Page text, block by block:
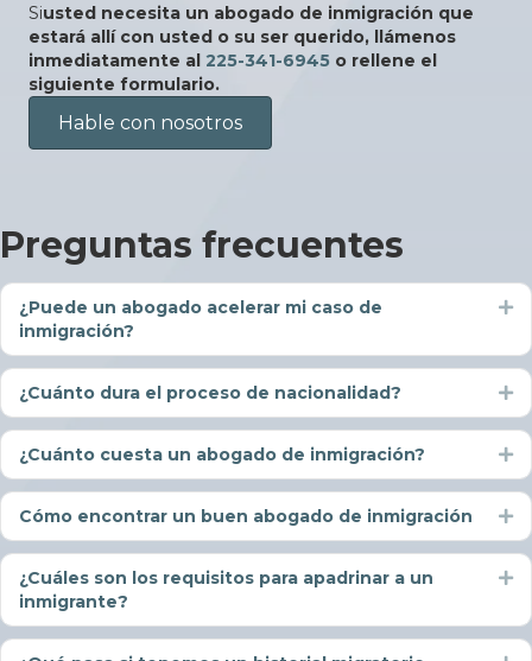
‍Siusted necesita un abogado de inmigración que
estará allí con usted o su ser querido, llámenos
inmediatamente al 225-341-6945 o rellene el
siguiente formulario.
Hable con nosotros
Preguntas frecuentes
¿Puede un abogado acelerar mi caso de
inmigración?
¿Cuánto dura el proceso de nacionalidad?
¿Cuánto cuesta un abogado de inmigración?
Cómo encontrar un buen abogado de inmigración
¿Cuáles son los requisitos para apadrinar a un
inmigrante?